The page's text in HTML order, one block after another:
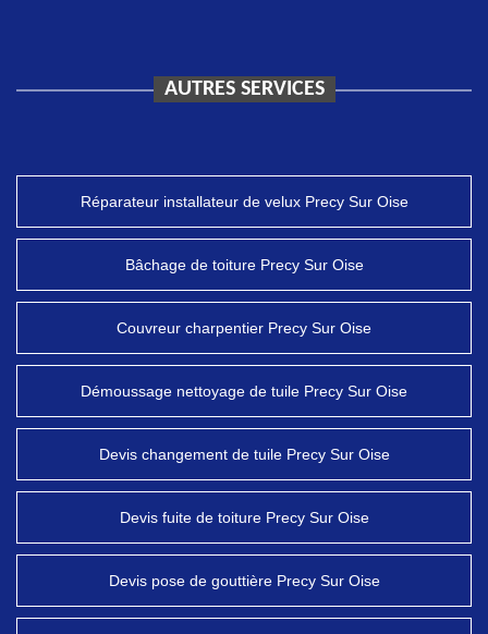
AUTRES SERVICES
Réparateur installateur de velux Precy Sur Oise
Bâchage de toiture Precy Sur Oise
Couvreur charpentier Precy Sur Oise
Démoussage nettoyage de tuile Precy Sur Oise
Devis changement de tuile Precy Sur Oise
Devis fuite de toiture Precy Sur Oise
Devis pose de gouttière Precy Sur Oise